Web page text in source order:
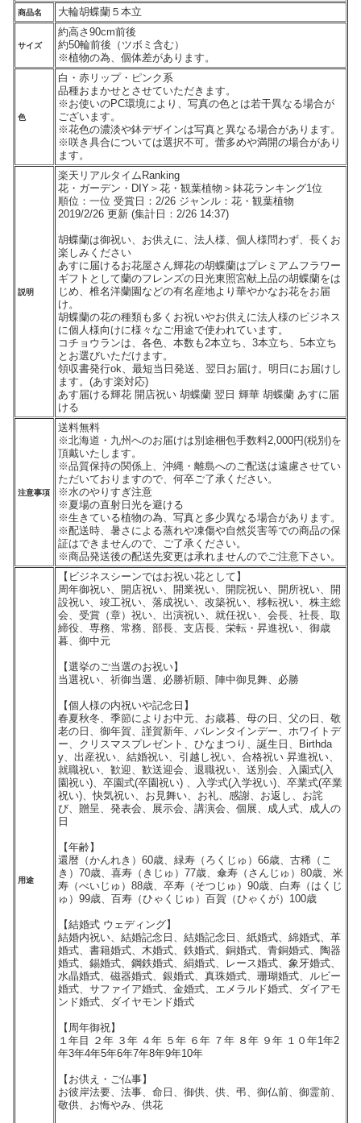
商品名 大輪胡蝶蘭５本立
サイズ
約高さ90cm前後
約50輪前後（ツボミ含む）
※植物の為、個体差があります。
色
白・赤リップ・ピンク系
品種おまかせとさせていただきます。
※お使いのPC環境により、写真の色とは若干異なる場合が
ございます。
※花色の濃淡や鉢デザインは写真と異なる場合があります。
※咲き具合については選択不可。蕾多めや満開の場合があり
ます。
説明
楽天リアルタイムRanking
花・ガーデン・DIY＞花・観葉植物＞鉢花ランキング1位
順位：一位 受賞日：2/26 ジャンル：花・観葉植物
2019/2/26 更新 (集計日：2/26 14:37)
胡蝶蘭は御祝い、お供えに、法人様、個人様問わず、長くお
楽しみください
あすに届けるお花屋さん輝花の胡蝶蘭はプレミアムフラワー
ギフトとして蘭のフレンズの日光東照宮献上品の胡蝶蘭をは
じめ、椎名洋蘭園などの有名産地より華やかなお花をお届
け。
胡蝶蘭の花の種類も多くお祝いやお供えに法人様のビジネス
に個人様向けに様々なご用途で使われています。
コチョウランは、各色、本数も2本立ち、3本立ち、5本立ち
とお選びいただけます。
領収書発行ok、最短当日発送、翌日お届け。明日にお届けし
ます。(あす楽対応)
あす届ける輝花 開店祝い 胡蝶蘭 翌日 輝華 胡蝶蘭 あすに届
ける
注意事項
送料無料
※北海道・九州へのお届けは別途梱包手数料2,000円(税別)を
頂戴いたします。
※品質保持の関係上、沖縄・離島へのご配送は遠慮させてい
ただいておりますので、何卒ご了承ください。
※水のやりすぎ注意
※夏場の直射日光を避ける
※生きている植物の為、写真と多少異なる場合があります。
※配送時、暑さによる蒸れや凍傷や自然災害等での商品の保
証はできませんので、ご了承ください。
※商品発送後の配送先変更は承れませんのでご注意下さい。
用途
【ビジネスシーンではお祝い花として】
周年御祝い、開店祝い、開業祝い、開院祝い、開所祝い、開
設祝い、竣工祝い、落成祝い、改築祝い、移転祝い、株主総
会、受賞（章）祝い、出演祝い、就任祝い、会長、社長、取
締役、専務、常務、部長、支店長、栄転・昇進祝い、御歳
暮、御中元
【選挙のご当選のお祝い】
当選祝い、祈御当選、必勝祈願、陣中御見舞、必勝
【個人様の内祝いや記念日】
春夏秋冬、季節によりお中元、お歳暮、母の日、父の日、敬
老の日、御年賀、謹賀新年、バレンタインデー、ホワイトデ
ー、クリスマスプレゼント、ひなまつり、誕生日、Birthda
y、出産祝い、結婚祝い、引越し祝い、合格祝い 昇進祝い、
就職祝い、歓迎、歓送迎会、退職祝い、送別会、入園式(入
園祝い)、卒園式(卒園祝い) 、入学式(入学祝い)、卒業式(卒業
祝い)、快気祝い、お見舞い、お礼、感謝、お返し、お詫
び、贈呈、発表会、展示会、講演会、個展、成人式、成人の
日
【年齢】
還暦（かんれき）60歳、緑寿（ろくじゅ）66歳、古稀（こ
き）70歳、喜寿（きじゅ）77歳、傘寿（さんじゅ）80歳、米
寿（べいじゅ）88歳、卒寿（そつじゅ）90歳、白寿（はくじ
ゅ）99歳、百寿（ひゃくじゅ）百賀（ひゃくが）100歳
【結婚式 ウェディング】
結婚内祝い、結婚記念日、結婚記念日、紙婚式、綿婚式、革
婚式、書籍婚式、木婚式、鉄婚式、銅婚式、青銅婚式、陶器
婚式、錫婚式、鋼鉄婚式、絹婚式、レース婚式、象牙婚式、
水晶婚式、磁器婚式、銀婚式、真珠婚式、珊瑚婚式、ルビー
婚式、サファイア婚式、金婚式、エメラルド婚式、ダイアモ
ンド婚式、ダイヤモンド婚式
【周年御祝】
１年目 ２年 ３年 ４年 ５年 ６年 ７年 ８年 ９年 １０年1年2
年3年4年5年6年7年8年9年10年
【お供え・ご仏事】
お彼岸法要、法事、命日、御供、供、弔、御仏前、御霊前、
敬供、お悔やみ、供花